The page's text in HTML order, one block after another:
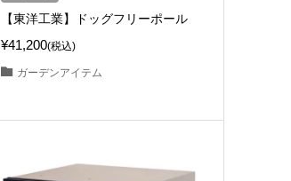
【東洋工業】ドッグフリーポール
¥41,200(税込)
ガーデンアイテム